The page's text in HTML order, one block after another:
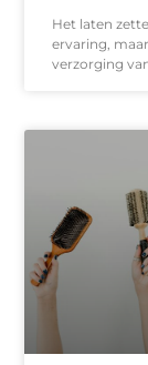
Het laten
ervaring,
verzorging